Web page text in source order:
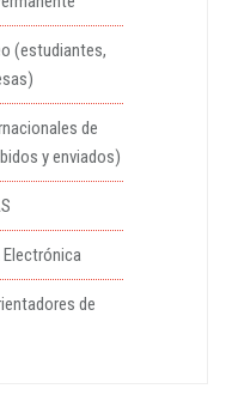
(estudiantes,
de
y enviados)
de